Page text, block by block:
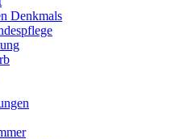
Denkmals